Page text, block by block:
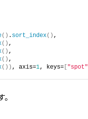
() . sort_index() ,
() ,
() ,
() ,
()) , axis=1, keys= "spot"